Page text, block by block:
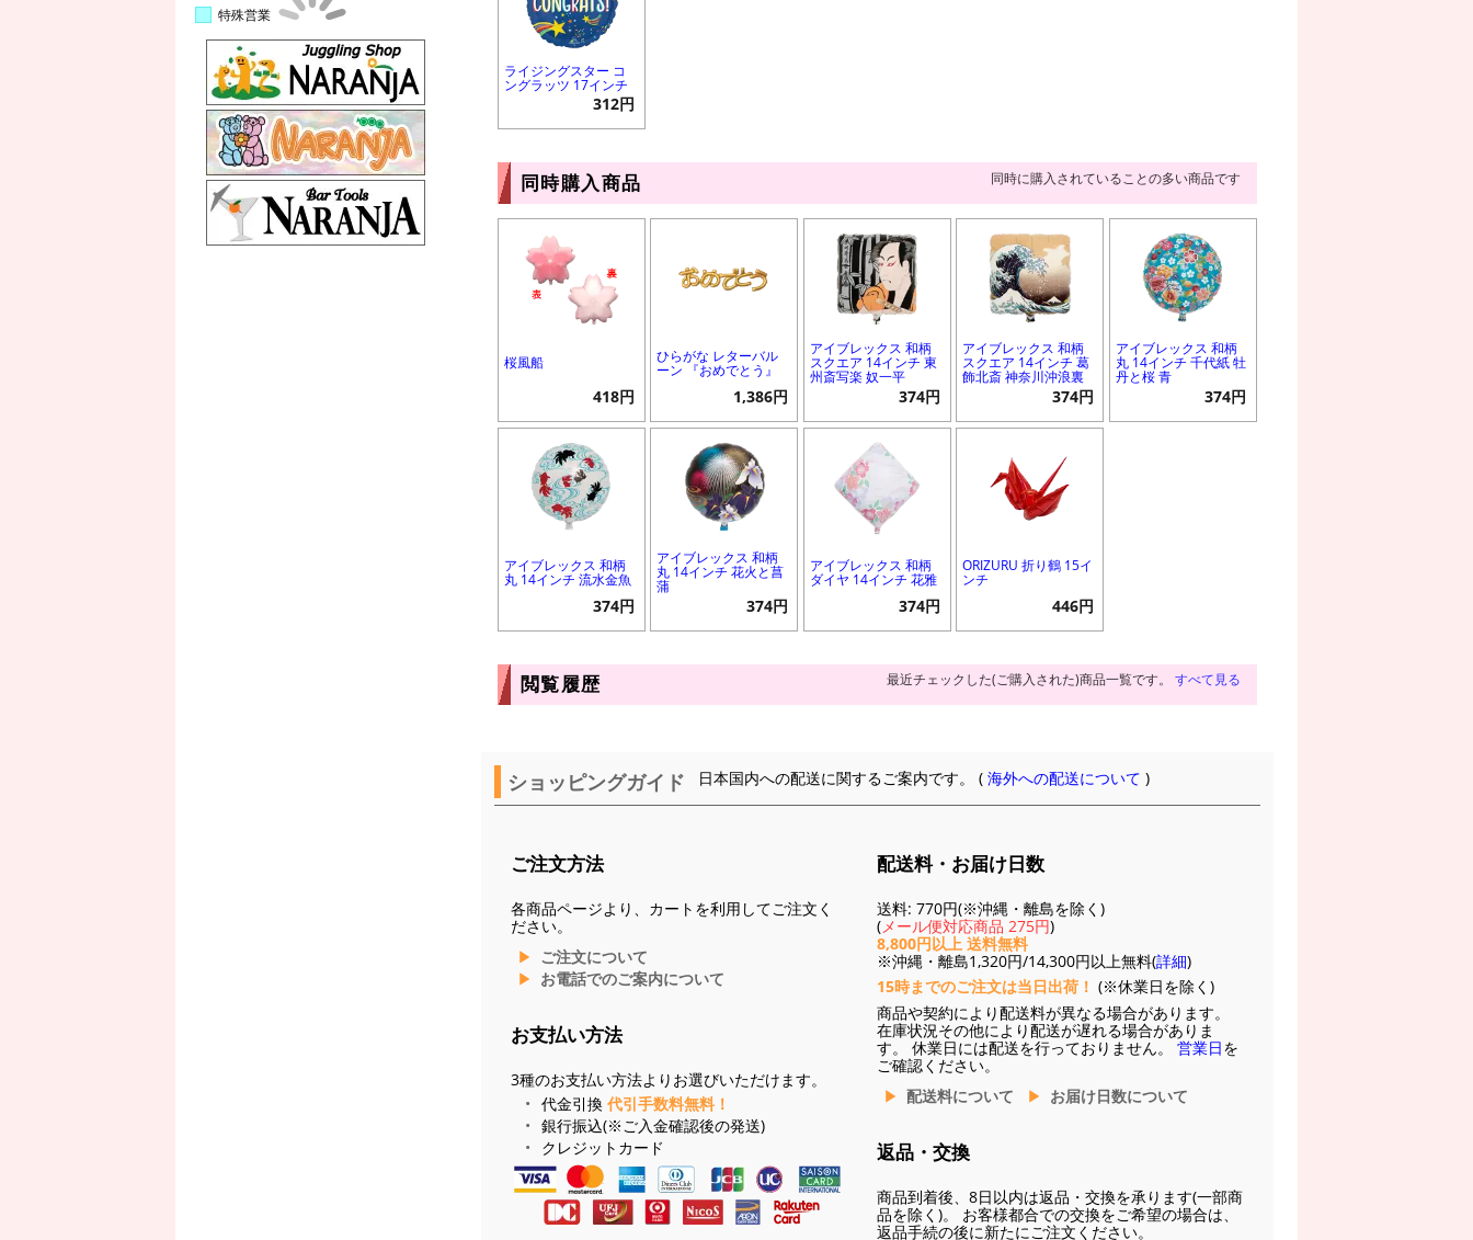
特殊営業
ライジングスター コ
ングラッツ 17インチ
312円
同時購入商品 同時に購入されていることの多い商品です
桜風船
418円
ひらがな レターバル
ーン 『おめでとう』
1,386円
アイブレックス 和柄
スクエア 14インチ 東
州斎写楽 奴一平
374円
アイブレックス 和柄
スクエア 14インチ 葛
飾北斎 神奈川沖浪裏
374円
アイブレックス 和柄
丸 14インチ 千代紙 牡
丹と桜 青
374円
アイブレックス 和柄
丸 14インチ 流水金魚
374円
アイブレックス 和柄
丸 14インチ 花火と菖
蒲
374円
アイブレックス 和柄
ダイヤ 14インチ 花雅
374円
ORIZURU 折り鶴 15イ
ンチ
446円
閲覧履歴 最近チェックした(ご購入された)商品一覧です。 すべて見る
ショッピングガイド 日本国内への配送に関するご案内です。 (海外への配送について )
ご注文方法
各商品ページより、カートを利用してご注文く
ださい。
ご注文について
お電話でのご案内について
お支払い方法
3種のお支払い方法よりお選びいただけます。
代金引換 代引手数料無料！
銀行振込(※ご入金確認後の発送)
クレジットカード
配送料・お届け日数
送料: 770円(※沖縄・離島を除く)
(メール便対応商品 275円)
8,800円以上 送料無料
※沖縄・離島1,320円/14,300円以上無料(詳細)
15時までのご注文は当日出荷！ (※休業日を除く)
商品や契約により配送料が異なる場合があります。
在庫状況その他により配送が遅れる場合がありま
す。 休業日には配送を行っておりません。 営業日を
ご確認ください。
配送料について
お届け日数について
返品・交換
商品到着後、8日以内は返品・交換を承ります(一部商
品を除く)。 お客様都合での交換をご希望の場合は、
返品手続の後に新たにご注文ください。